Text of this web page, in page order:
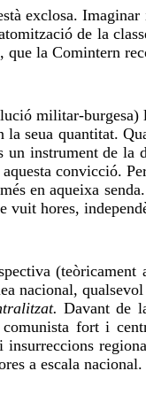
exclosa.
de la
la Comintern
militar-
seua quantitat.
instrument de
convicció.
en aqueixa
vuit hores,
nacional,
Davant de
fort i
insurreccions
a escala nacional.